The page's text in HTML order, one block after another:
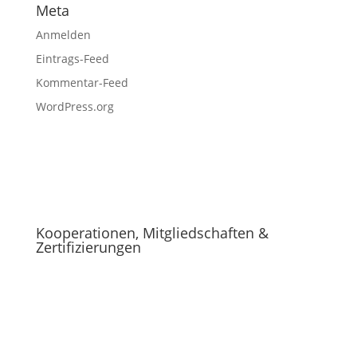
Meta
Anmelden
Eintrags-Feed
Kommentar-Feed
WordPress.org
Kooperationen, Mitgliedschaften &
Zertifizierungen